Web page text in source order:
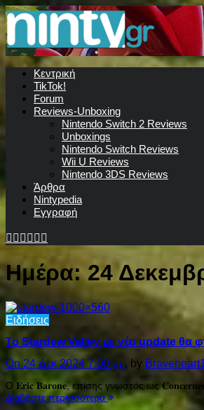
Κεντρική
TikTok!
Forum
Reviews-Unboxing
Nintendo Switch 2 Reviews
Unboxings
Nintendo Switch Reviews
Wii U Reviews
Nintendo 3DS Reviews
Άρθρα
Nintypedia
Εγγραφή
Ημέρα:24
Ειδήσεις
To Stardew Valley με νέο update θα
On 24 Δεκ 2024 7:00 μμ, by
Ο 𝐄𝐫𝐢𝐜 𝐁𝐚𝐫𝐨𝐧𝐞, επίσης γνωστός ως
Διαβάστε περισσότερα